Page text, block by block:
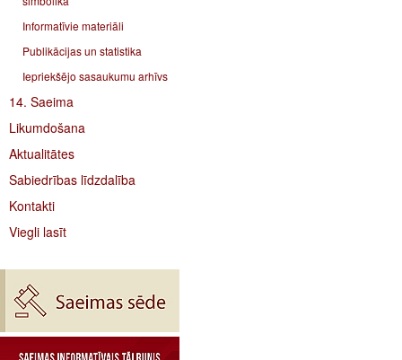
Informatīvie materiāli
Publikācijas un statistika
Iepriekšējo sasaukumu arhīvs
14. Saeima
Likumdošana
Aktualitātes
Sabiedrības līdzdalība
Kontakti
Viegli lasīt